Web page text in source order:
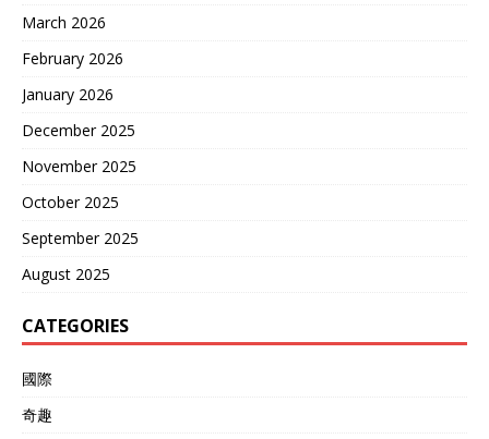
March 2026
February 2026
January 2026
December 2025
November 2025
October 2025
September 2025
August 2025
CATEGORIES
國際
奇趣